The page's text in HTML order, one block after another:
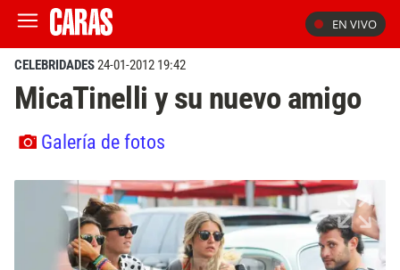
EN VIVO
CELEBRIDADES24-01-2012 19:42
MicaTinelli y su nuevo amigo
Galería de fotos